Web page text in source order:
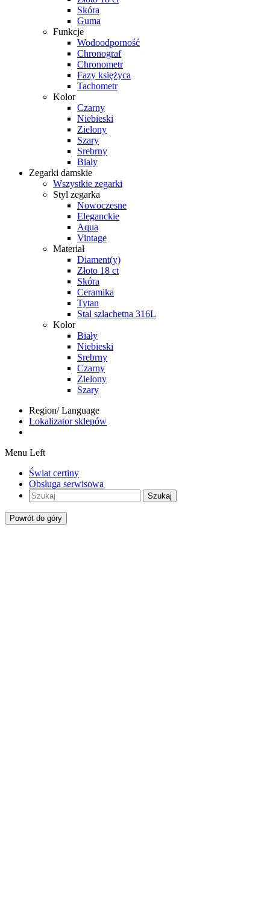
Skóra
Guma
Funkcje
Wodoodporność
Chronograf
Chronometr
Fazy księżyca
Tachometr
Kolor
Czarny
Niebieski
Zielony
Szary
Srebrny
Biały
Zegarki damskie
Wszystkie zegarki
Styl zegarka
Nowoczesne
Eleganckie
Aqua
Vintage
Materiał
Diament(y)
Złoto 18 ct
Skóra
Ceramika
Tytan
Stal szlachetna 316L
Kolor
Biały
Niebieski
Srebrny
Czarny
Zielony
Szary
Region/ Language
Lokalizator sklepów
Menu Left
Świat certiny
Obsługa serwisowa
Szukaj
Powrót do góry